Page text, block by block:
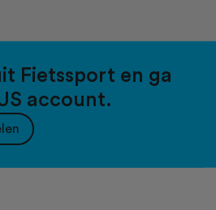
Fietssport en ga
account.